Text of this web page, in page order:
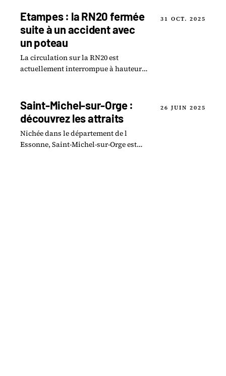
du Paris.
Etampes : la RN20 fermée
suite à un accident avec
un poteau
La circulation sur la RN20 est
actuellement interrompue à hauteur d
mardi matin.
31 OCT. 2025
Saint-Michel-sur-Orge :
découvrez les attraits
Nichée dans le département de l
Essonne, Saint-Michel-sur-Orge est
26 JUIN 2025